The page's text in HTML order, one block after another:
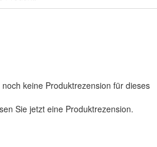
noch keine Produktrezension für dieses
Sie jetzt eine Produktrezension.